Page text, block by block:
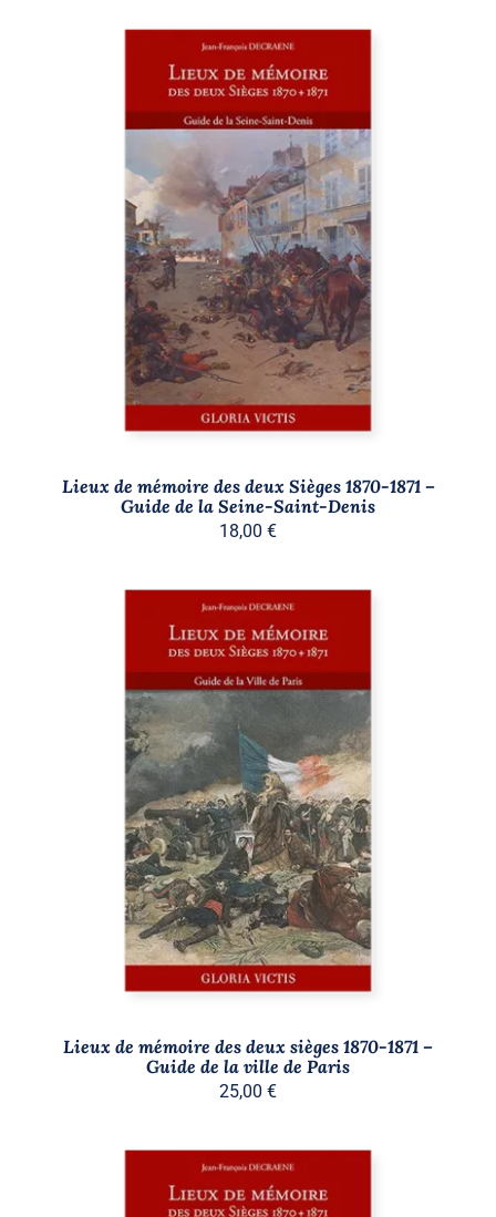
AJOUTER AU PANIER
/
Lieux de mémoire des deux Sièges 1870-1871 –
Guide de la Seine-Saint-Denis
18,00 €
AJOUTER AU PANIER
/
Lieux de mémoire des deux sièges 1870-1871 –
Guide de la ville de Paris
25,00 €